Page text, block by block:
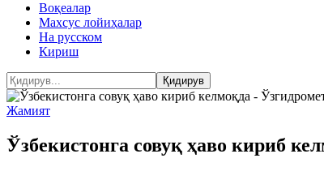
Воқеалар
Махсус лойиҳалар
На русском
Кириш
Жамият
Ўзбекистонга совуқ ҳаво кириб